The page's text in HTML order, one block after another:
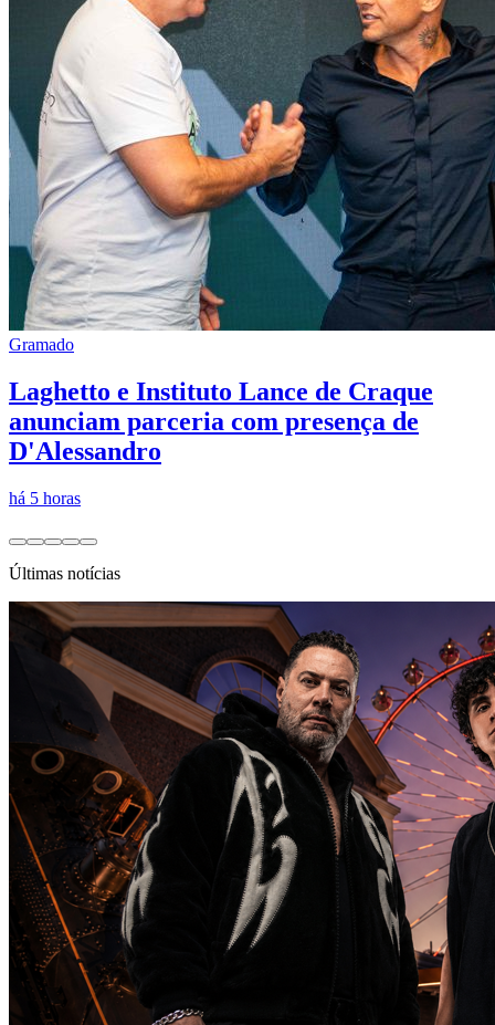
Gramado
Laghetto e Instituto Lance de Craque
anunciam parceria com presença de
D'Alessandro
há 5 horas
Últimas notícias